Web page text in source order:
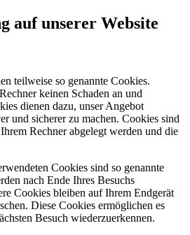
auf unserer Website
teilweise so genannte Cookies.
keinen Schaden an und
dienen dazu, unser Angebot
und sicherer zu machen. Cookies sind
Rechner abgelegt werden und die
Cookies sind so genannte
nach Ende Ihres Besuchs
Cookies bleiben auf Ihrem Endgerät
Diese Cookies ermöglichen es
Besuch wiederzuerkennen.